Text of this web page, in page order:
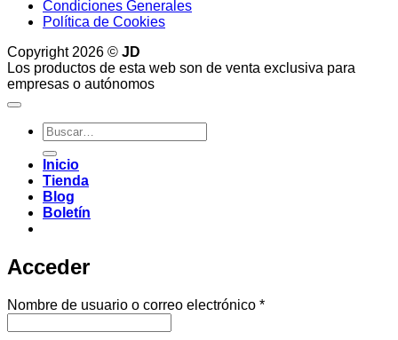
Condiciones Generales
Política de Cookies
Copyright 2026 © JD
Los productos de esta web son de venta exclusiva para
empresas o autónomos
Buscar
por:
Inicio
Tienda
Blog
Boletín
Acceder
Nombre de usuario o correo electrónico *Obligatorio